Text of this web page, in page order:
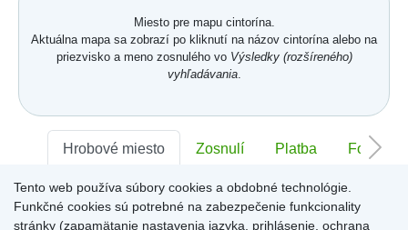
Bratislava - Vrakuňa
Bratislava - Záhorská Bystrica
Brekov
Budmerice
Bukovec okr. Košice
Buzica
Bystrany
Bystrička
Miesto pre mapu cintorína.
Aktuálna mapa sa zobrazí po kliknutí na názov cintorína alebo na
priezvisko a meno zosnulého vo Výsledky (rozšíreného)
vyhľadávania.
Hrobové miesto Zosnulí Platba Foto
Sektor:- Rad:- Číslo:-
Tento web používa súbory cookies a obdobné technológie.
Funkčné cookies sú potrebné na zabezpečenie funkcionality
stránky (zapamätanie nastavenia jazyka, prihlásenie, ochrana